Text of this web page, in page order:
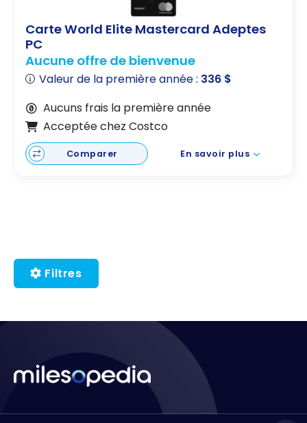
Carte World Elite Mastercard Adeptes
PC
Aucune offre de bienvenue
Valeur de la première année : 336 $
Aucuns frais la première année
Acceptée chez Costco
Comparer En savoir plus
Filtres